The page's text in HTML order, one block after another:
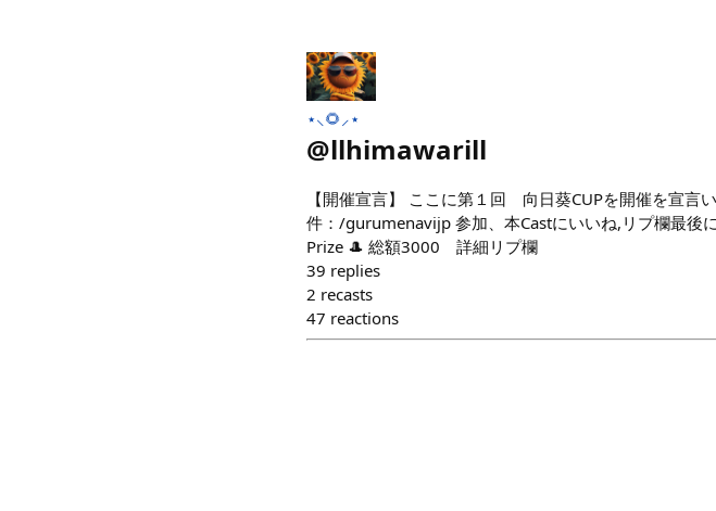
⋆⸜🌻⸝‍⋆
@llhimawarill
【開催宣言】 ここに第１回 向日葵CUPを開催を宣言
件：/gurumenavijp 参加、本Castにいいね,リプ欄最後
Prize 🎩 総額3000 詳細リプ欄
39 replies
2 recasts
47 reactions